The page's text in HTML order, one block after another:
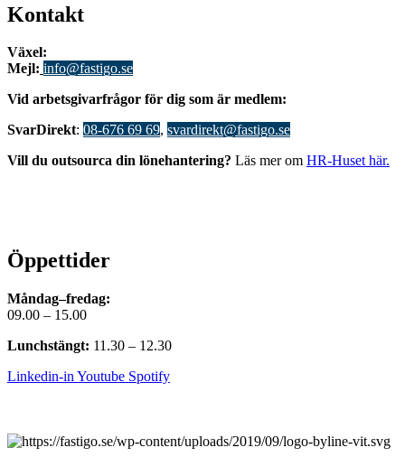
Kontakt
Växel:
Mejl: info@fastigo.se
Vid arbetsgivarfrågor för dig som är medlem:
SvarDirekt: 08-676 69 69, svardirekt@fastigo.se
Vill du outsourca din lönehantering? Läs mer om HR-Huset här.
Öppettider
Måndag–fredag:
09.00 – 15.00
Lunchstängt: 11.30 – 12.30
Linkedin-in Youtube Spotify